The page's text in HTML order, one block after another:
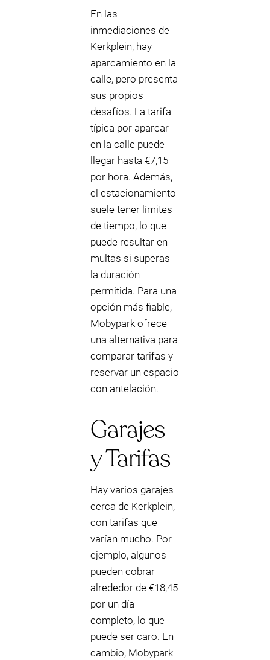
En las
inmediaciones de
Kerkplein, hay
aparcamiento en la
calle, pero presenta
sus propios
desafíos. La tarifa
típica por aparcar
en la calle puede
llegar hasta €7,15
por hora. Además,
el estacionamiento
suele tener límites
de tiempo, lo que
puede resultar en
multas si superas
la duración
permitida. Para una
opción más fiable,
Mobypark ofrece
una alternativa para
comparar tarifas y
reservar un espacio
con antelación.
Garajes
y Tarifas
Hay varios garajes
cerca de Kerkplein,
con tarifas que
varían mucho. Por
ejemplo, algunos
pueden cobrar
alrededor de €18,45
por un día
completo, lo que
puede ser caro. En
cambio, Mobypark